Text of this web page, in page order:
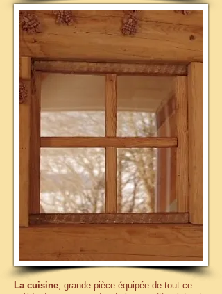
La cuisine, grande pièce équipée de tout ce